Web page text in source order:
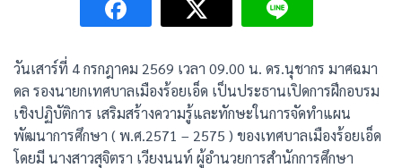
วันเสาร์ที่ 4 กรกฎาคม 2569 เวลา 09.00 น. ดร.นุชากร มาศฉมา
ดล รองนายกเทศบาลเมืองร้อยเอ็ด เป็นประธานเปิดการฝึกอบรม
เชิงปฏิบัติการ เสริมสร้างความรู้และทักษะในการจัดทำแผน
พัฒนาการศึกษา ( พ.ศ.2571 – 2575 ) ของเทศบาลเมืองร้อยเอ็ด
โดยมี นางสาวสุจิตรา เวียงนนท์ ผู้อำนวยการสำนักการศึกษา